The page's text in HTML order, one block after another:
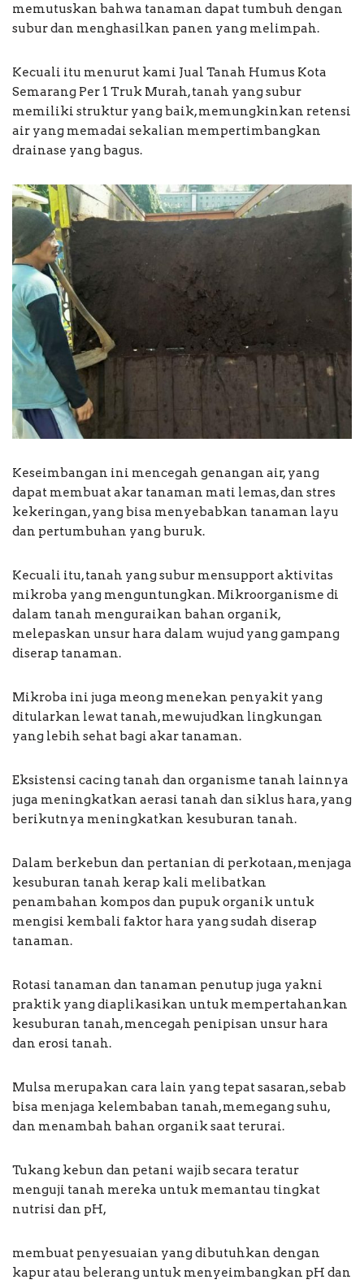
memutuskan bahwa tanaman dapat tumbuh dengan
subur dan menghasilkan panen yang melimpah.
Kecuali itu menurut kami Jual Tanah Humus Kota
Semarang Per 1 Truk Murah, tanah yang subur
memiliki struktur yang baik, memungkinkan retensi
air yang memadai sekalian mempertimbangkan
drainase yang bagus.
Keseimbangan ini mencegah genangan air, yang
dapat membuat akar tanaman mati lemas, dan stres
kekeringan, yang bisa menyebabkan tanaman layu
dan pertumbuhan yang buruk.
Kecuali itu, tanah yang subur mensupport aktivitas
mikroba yang menguntungkan. Mikroorganisme di
dalam tanah menguraikan bahan organik,
melepaskan unsur hara dalam wujud yang gampang
diserap tanaman.
Mikroba ini juga meong menekan penyakit yang
ditularkan lewat tanah, mewujudkan lingkungan
yang lebih sehat bagi akar tanaman.
Eksistensi cacing tanah dan organisme tanah lainnya
juga meningkatkan aerasi tanah dan siklus hara, yang
berikutnya meningkatkan kesuburan tanah.
Dalam berkebun dan pertanian di perkotaan, menjaga
kesuburan tanah kerap kali melibatkan
penambahan kompos dan pupuk organik untuk
mengisi kembali faktor hara yang sudah diserap
tanaman.
Rotasi tanaman dan tanaman penutup juga yakni
praktik yang diaplikasikan untuk mempertahankan
kesuburan tanah, mencegah penipisan unsur hara
dan erosi tanah.
Mulsa merupakan cara lain yang tepat sasaran, sebab
bisa menjaga kelembaban tanah, memegang suhu,
dan menambah bahan organik saat terurai.
Tukang kebun dan petani wajib secara teratur
menguji tanah mereka untuk memantau tingkat
nutrisi dan pH,
membuat penyesuaian yang dibutuhkan dengan
kapur atau belerang untuk menyeimbangkan pH dan